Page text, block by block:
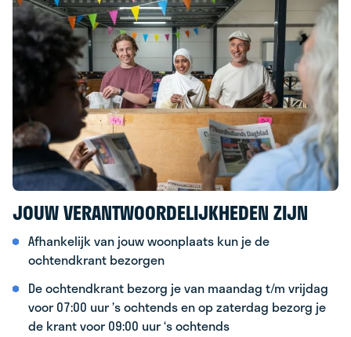
JOUW VERANTWOORDELIJKHEDEN ZIJN
Afhankelijk van jouw woonplaats kun je de
ochtendkrant bezorgen
De ochtendkrant bezorg je van maandag t/m vrijdag
voor 07:00 uur ’s ochtends en op zaterdag bezorg je
de krant voor 09:00 uur ‘s ochtends